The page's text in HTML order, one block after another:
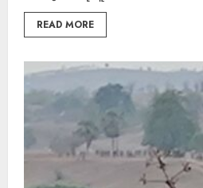
READ MORE